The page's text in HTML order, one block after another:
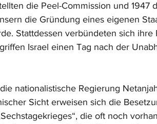
die Peel-Commission und 1947
die Gründung eines eigenen
Stattdessen verbündeten sich
Israel einen Tag nach der
nationalistische Regierung
Sicht erweisen sich die
die oft noch